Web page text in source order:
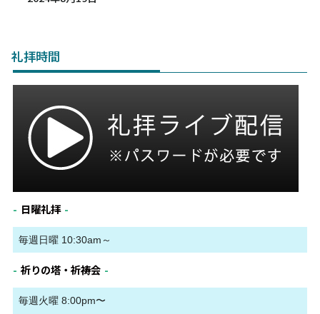
礼拝時間
日曜礼拝
毎週日曜 10:30am～
祈りの塔・祈祷会
毎週火曜 8:00pm〜